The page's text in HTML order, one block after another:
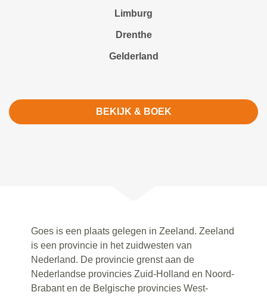
Limburg
Drenthe
Gelderland
BEKIJK & BOEK
Goes is een plaats gelegen in Zeeland. Zeeland
is een provincie in het zuidwesten van
Nederland. De provincie grenst aan de
Nederlandse provincies Zuid-Holland en Noord-
Brabant en de Belgische provincies West-